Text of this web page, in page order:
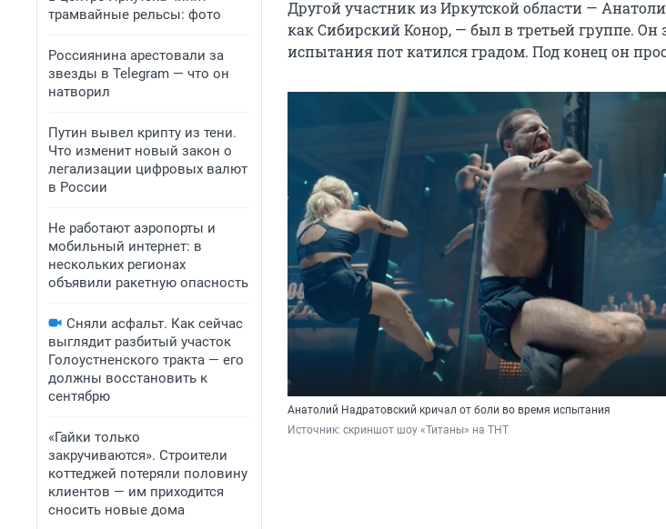
трамвайные рельсы: фото
Россиянина арестовали за
звезды в Telegram — что он
натворил
Путин вывел крипту из тени.
Что изменит новый закон о
легализации цифровых валют
в России
Не работают аэропорты и
мобильный интернет: в
нескольких регионах
объявили ракетную опасность
Сняли асфальт. Как сейчас
выглядит разбитый участок
Голоустненского тракта — его
должны восстановить к
сентябрю
«Гайки только
закручиваются». Строители
коттеджей потеряли половину
клиентов — им приходится
сносить новые дома
Другой участник из Иркутской области —
как Сибирский Конор, — был в третьей группе. Он
испытания пот катился градом. Под конец он
Анатолий Надратовский кричал от боли во время испытания
Источник: скриншот шоу «Титаны» на ТНТ